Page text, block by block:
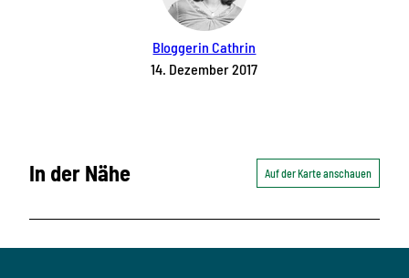
Bloggerin Cathrin
14. Dezember 2017
In der Nähe Auf der Karte anschauen